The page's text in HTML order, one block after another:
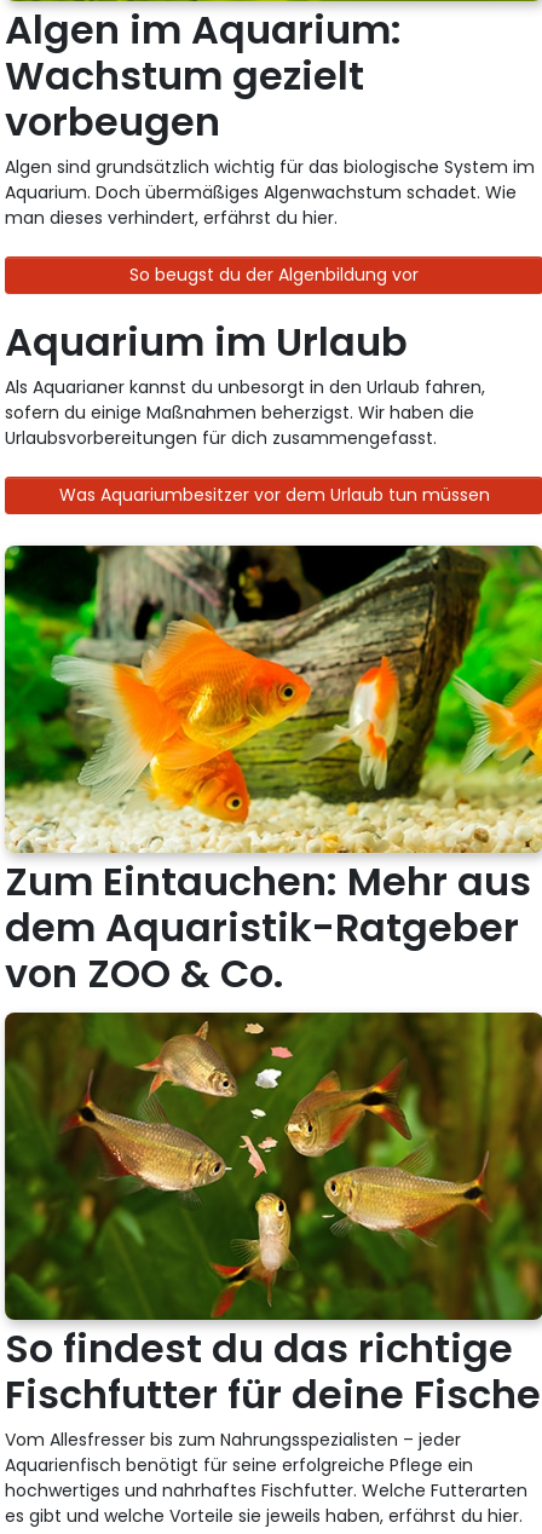
Algen im Aquarium:
Wachstum gezielt
vorbeugen
Algen sind grundsätzlich wichtig für das biologische System im
Aquarium. Doch übermäßiges Algenwachstum schadet. Wie
man dieses verhindert, erfährst du hier.
So beugst du der Algenbildung vor
Aquarium im Urlaub
Als Aquarianer kannst du unbesorgt in den Urlaub fahren,
sofern du einige Maßnahmen beherzigst. Wir haben die
Urlaubsvorbereitungen für dich zusammengefasst.
Was Aquariumbesitzer vor dem Urlaub tun müssen
Zum Eintauchen: Mehr aus
dem Aquaristik-Ratgeber
von ZOO & Co.
So findest du das richtige
Fischfutter für deine Fische
Vom Allesfresser bis zum Nahrungsspezialisten – jeder
Aquarienfisch benötigt für seine erfolgreiche Pflege ein
hochwertiges und nahrhaftes Fischfutter. Welche Futterarten
es gibt und welche Vorteile sie jeweils haben, erfährst du hier.